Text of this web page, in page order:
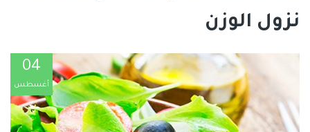
نزول الوزن
04
أغسطس